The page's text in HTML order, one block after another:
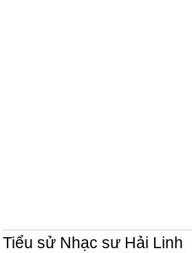
Tiểu sử Nhạc sư Hải Linh